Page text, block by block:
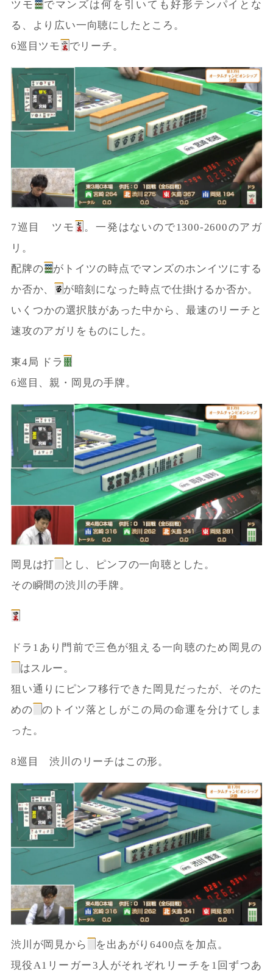
ツモ
でマンズは何を引いても好形テンパイとな
る、より広い一向聴にしたところ。
6巡目ツモ
でリーチ。
7巡目 ツモ
。一発はないので1300-2600のアガ
リ。
配牌の
がトイツの時点でマンズのホンイツにする
か否か、
が暗刻になった時点で仕掛けるか否か。
いくつかの選択肢があった中から、最速のリーチと
速攻のアガリをものにした。
東4局 ドラ
6巡目、親・岡見の手牌。
岡見は打
とし、ピンフの一向聴とした。
その瞬間の渋川の手牌。
ドラ1あり門前で三色が狙える一向聴のため岡見の
はスルー。
狙い通りにピンフ移行できた岡見だったが、そのた
めの
のトイツ落としがこの局の命運を分けてしま
った。
8巡目 渋川のリーチはこの形。
渋川が岡見から
を出あがり6400点を加点。
現役A1リーガー3人がそれぞれリーチを1回ずつあ